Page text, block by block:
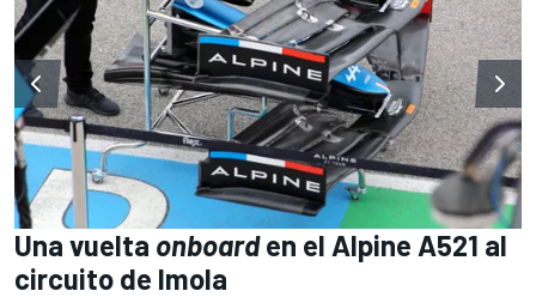
Una vuelta onboarden el Alpine A521 al
circuito de Imola